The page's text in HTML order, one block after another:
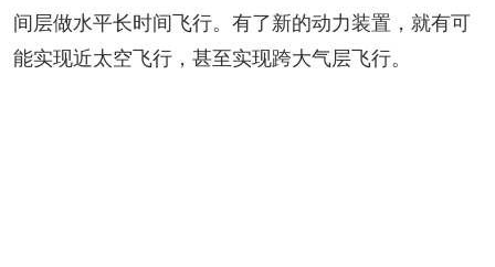
间层做水平长时间飞行。有了新的动力装置，就有可
能实现近太空飞行，甚至实现跨大气层飞行。